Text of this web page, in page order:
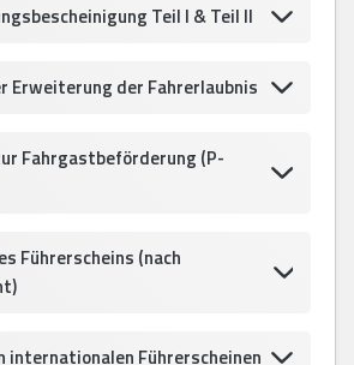
Teil I & Teil II
Erweiterung der Fahrerlaubnis
Fahrgastbeförderung (P-
Führerscheins (nach
internationalen Führerscheinen